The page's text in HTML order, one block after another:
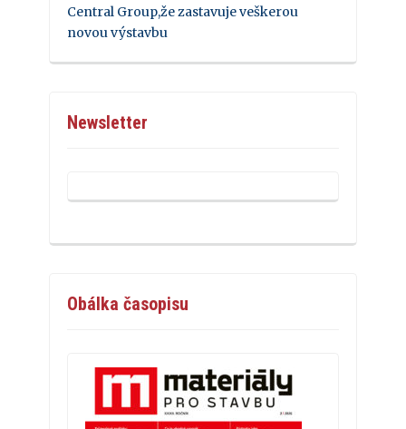
Central Group,že zastavuje veškerou
novou výstavbu
Newsletter
Obálka časopisu